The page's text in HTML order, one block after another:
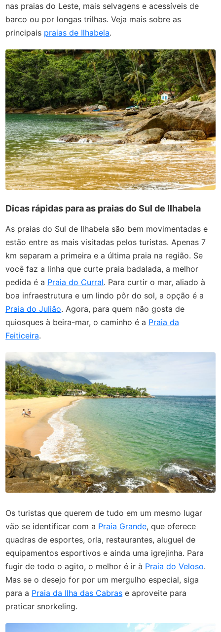
nas praias do Leste, mais selvagens e acessíveis de
barco ou por longas trilhas. Veja mais sobre as
principais praias de Ilhabela.
Dicas rápidas para as praias do Sul de Ilhabela
As praias do Sul de Ilhabela são bem movimentadas e
estão entre as mais visitadas pelos turistas. Apenas 7
km separam a primeira e a última praia na região. Se
você faz a linha que curte praia badalada, a melhor
pedida é a Praia do Curral. Para curtir o mar, aliado à
boa infraestrutura e um lindo pôr do sol, a opção é a
Praia do Julião. Agora, para quem não gosta de
quiosques à beira-mar, o caminho é a Praia da
Feiticeira.
Os turistas que querem de tudo em um mesmo lugar
vão se identificar com a Praia Grande, que oferece
quadras de esportes, orla, restaurantes, aluguel de
equipamentos esportivos e ainda uma igrejinha. Para
fugir de todo o agito, o melhor é ir à Praia do Veloso.
Mas se o desejo for por um mergulho especial, siga
para a Praia da Ilha das Cabras e aproveite para
praticar snorkeling.